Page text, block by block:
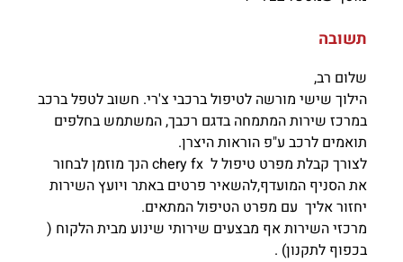
תשובה
שלום רב,
הילוך שישי מורשה לטיפול ברכבי צ'רי. חשוב לטפל ברכב
במרכז שירות המתמחה בדגם רכבך, המשתמש בחלפים
תואמים לרכב ע"פ הוראות היצרן.
לצורך קבלת מפרט טיפול ל chery fx הנך מוזמן לבחור
את הסניף המועדף,להשאיר פרטים באתר ויועץ השירות
יחזור אליך עם מפרט הטיפול המתאים.
מרכזי השירות אף מבצעים שירותי שינוע מבית הלקוח (
בכפוף לתקנון) .